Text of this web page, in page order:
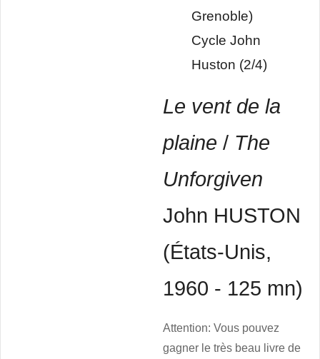
Grenoble)
Cycle John
Huston (2/4)
Le vent de la
plaine / The
Unforgiven
John HUSTON
(États-Unis,
1960 - 125 mn)
Attention: Vous pouvez
gagner le très beau livre de